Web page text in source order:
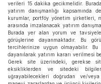
verileri 15 dakika gecikmelidir.
yatırım danışmanlığı kapsamında
kurumlar, portföy yönetim şirketleri,
arasında imzalanacak yatırım
Burada yer alan yorum ve
görüşlerine dayanmaktadır. Bu
tercihlerinize uygun olmayabilir.
dayanılarak yatırım kararı verilmesi
Gerek site üzerindeki, gerekse
eksikliklerden ve sitedeki bilgilerin
uğrayabilecekleri doğrudan ve/